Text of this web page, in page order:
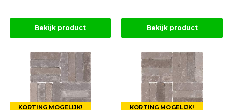
Bekijk product Bekijk product
KORTING MOGELIJK! KORTING MOGELIJK!